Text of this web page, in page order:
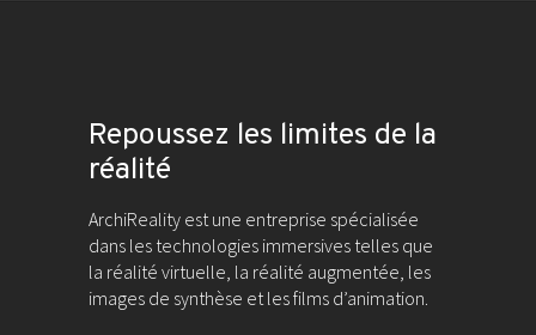
Repoussez les limites de la
réalité
ArchiReality est une entreprise spécialisée
dans les technologies immersives telles que
la réalité virtuelle, la réalité augmentée, les
images de synthèse et les films d’animation.